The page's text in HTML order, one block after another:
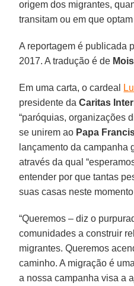
origem dos migrantes,
transitam ou em que
A reportagem é publicada
2017. A tradução é de
Em uma carta, o cardeal
presidente daCaritas
“paróquias, organizações
se unirem ao Papa
lançamento da campanha
através da qual
entender por que tantas
suas casas neste
“Queremos – diz o
comunidades a construir
migrantes. Queremos
caminho. A migração é
a nossa campanha visa a